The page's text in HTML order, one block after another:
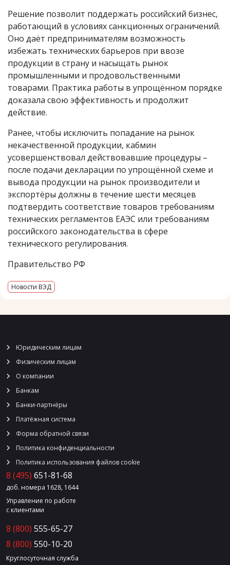
Решение позволит поддержать российский бизнес,
работающий в условиях санкционных ограничений.
Оно даёт предпринимателям возможность
избежать технических барьеров при ввозе
продукции в страну и насыщать рынок
промышленными и продовольственными
товарами. Практика работы в упрощённом порядке
доказала свою эффективность и продолжит
действие.
Ранее, чтобы исключить попадание на рынок
некачественной продукции, кабмин
усовершенствовал действовавшие процедуры –
после подачи декларации по упрощённой схеме и
вывода продукции на рынок производители и
экспортёры должны в течение шести месяцев
подтвердить соответствие товаров требованиям
технических регламентов ЕАЭС или требованиям
российского законодательства в сфере
технического регулирования.
Правительство РФ
Новости ВЭД
Юридическим лицам
Физическим лицам
О компании
Банкам
Банки-партнёры
Платёжная система
Форма обратной связи
Политика конфиденциальности
Политика использования файлов cookie
8 (495) 651-81-68
доб. номера 1628, 1644
Управление по работе
с клиентами
8 (800) 555-65-27
8 (800) 550-10-20
Круглосуточная служба